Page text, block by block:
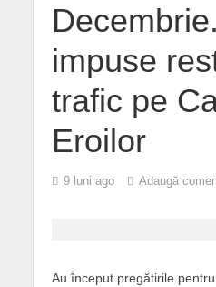
impuse
trafic pe
Eroilor
9 luni ago Adaugă
Au început pregătirile